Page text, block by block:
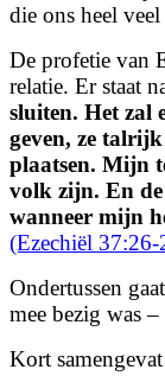
die ons heel
De profetie van
relatie. Er staat
sluiten. Het zal
geven, ze
plaatsen. Mijn
volk zijn. En
wanneer mijn
(Ezechiël 37:26-
Ondertussen
mee bezig was
Kort